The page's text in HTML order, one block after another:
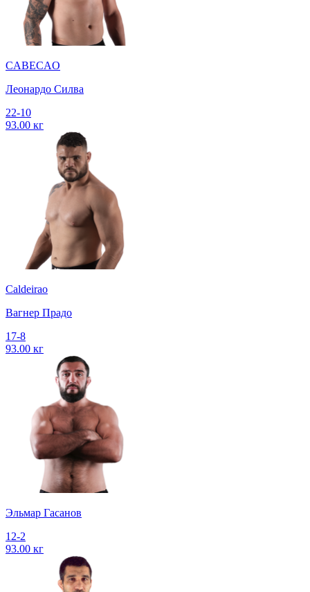
CABECAO
Леонардо Силва
22-10
93.00 кг
Caldeirao
Вагнер Прадо
17-8
93.00 кг
Эльмар Гасанов
12-2
93.00 кг